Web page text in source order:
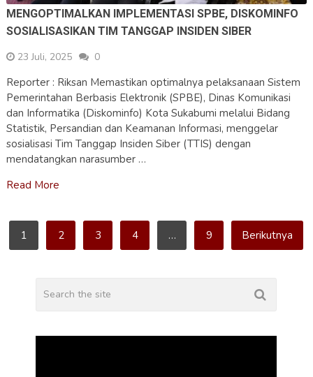
MENGOPTIMALKAN IMPLEMENTASI SPBE, DISKOMINFO
SOSIALISASIKAN TIM TANGGAP INSIDEN SIBER
23 Juli, 2025
0
Reporter : Riksan Memastikan optimalnya pelaksanaan Sistem
Pemerintahan Berbasis Elektronik (SPBE), Dinas Komunikasi
dan Informatika (Diskominfo) Kota Sukabumi melalui Bidang
Statistik, Persandian dan Keamanan Informasi, menggelar
sosialisasi Tim Tanggap Insiden Siber (TTIS) dengan
mendatangkan narasumber …
Read More
Paginasi
pos
1 2 3 4 … 9 Berikutnya